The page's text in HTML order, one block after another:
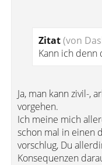
Zitat(von
Kann ich denn
Ja, man kann zivil-,
vorgehen.
Ich meine mich
schon mal in einen
vorschlug, Du
Konsequenzen